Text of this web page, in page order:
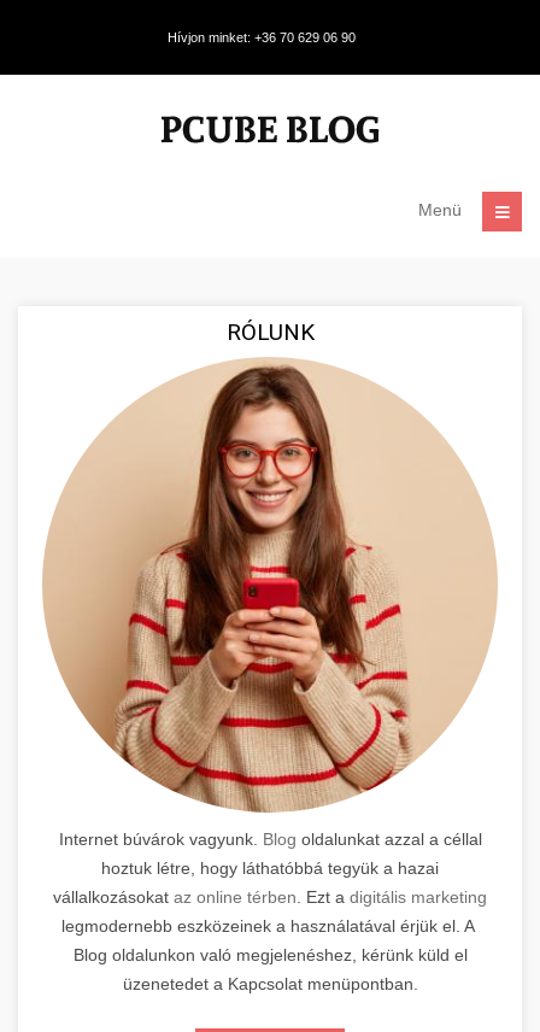
Hívjon minket: +36 70 629 06 90
Menü
RÓLUNK
Internet búvárok vagyunk. Blog oldalunkat azzal a céllal
hoztuk létre, hogy láthatóbbá tegyük a hazai
vállalkozásokat az online térben . Ezt a digitális marketing
legmodernebb eszközeinek a használatával érjük el. A
Blog oldalunkon való megjelenéshez, kérünk küld el
üzenetedet a Kapcsolat menüpontban.